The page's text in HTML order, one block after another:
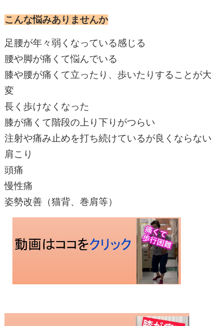
こんな悩みありませんか
足腰が年々弱くなっている感じる
腰や脚が痛くて悩んでいる
膝や腰が痛くて立ったり、歩いたりすることが大
変
長く歩けなくなった
膝が痛くて階段の上り下りがつらい
注射や痛み止めを打ち続けているが良くならない
肩こり
頭痛
慢性痛
姿勢改善（猫背、巻肩等）